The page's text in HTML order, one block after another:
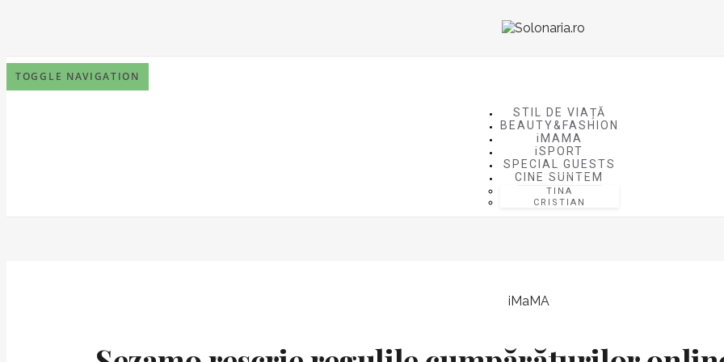
TOGGLE NAVIGATION
STIL DE VIAȚĂ
BEAUTY&FASHION
iMAMA
iSPORT
SPECIAL GUESTS
CINE SUNTEM
TINA
CRISTIAN
iMaMA